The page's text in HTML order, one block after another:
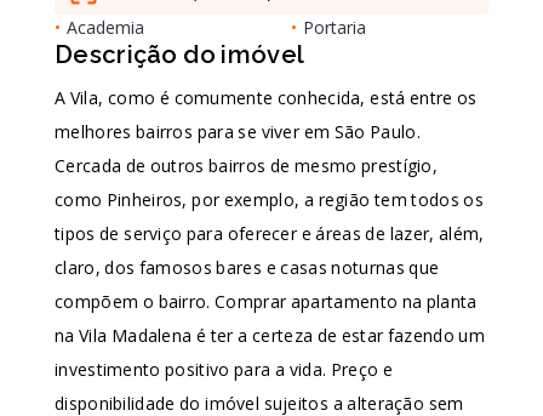
• Academia • Portaria
Descrição do imóvel
A Vila, como é comumente conhecida, está entre os
melhores bairros para se viver em São Paulo.
Cercada de outros bairros de mesmo prestígio,
como Pinheiros, por exemplo, a região tem todos os
tipos de serviço para oferecer e áreas de lazer, além,
claro, dos famosos bares e casas noturnas que
compõem o bairro. Comprar apartamento na planta
na Vila Madalena é ter a certeza de estar fazendo um
investimento positivo para a vida. Preço e
disponibilidade do imóvel sujeitos a alteração sem